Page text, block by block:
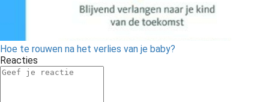
Hoe te rouwen na het verlies van je baby?
Reacties